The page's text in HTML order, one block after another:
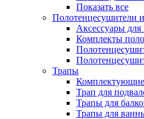
Показать все
Полотенцесушители
Аксессуары
Комплекты
Трапы
Комплектующие
Трап для
Трапы для
Трапы для